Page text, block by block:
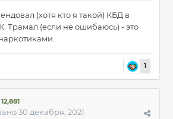
(хотя кто я такой) КБД в
Трамал (если не ошибаюсь) - это
1
12,881
30 декабря, 2021